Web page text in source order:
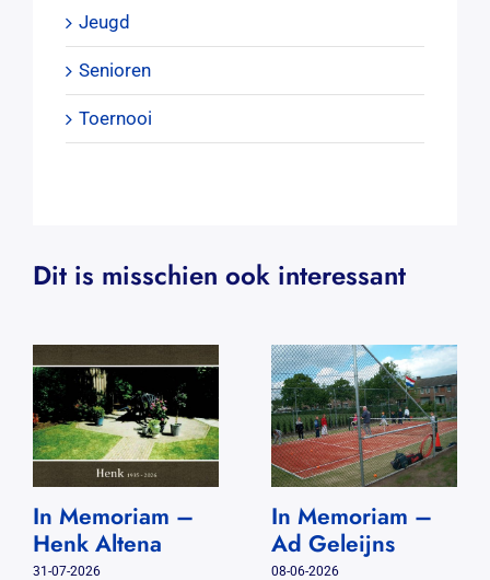
Jeugd
Senioren
Toernooi
Dit is misschien ook interessant
In Memoriam –
Henk Altena
31-07-2026
In Memoriam –
Ad Geleijns
08-06-2026